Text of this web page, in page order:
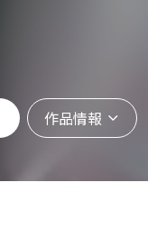
作品情報